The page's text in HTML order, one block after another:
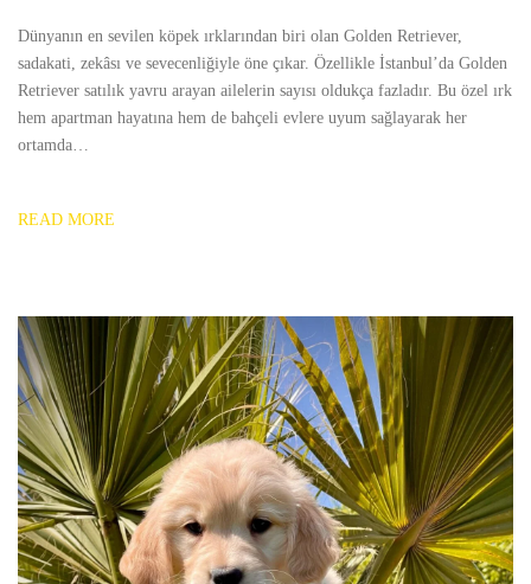
Dünyanın en sevilen köpek ırklarından biri olan Golden Retriever,
sadakati, zekâsı ve sevecenliğiyle öne çıkar. Özellikle İstanbul’da Golden
Retriever satılık yavru arayan ailelerin sayısı oldukça fazladır. Bu özel ırk
hem apartman hayatına hem de bahçeli evlere uyum sağlayarak her
ortamda…
READ MORE